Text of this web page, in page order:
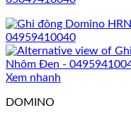
Xem nhanh
DOMINO